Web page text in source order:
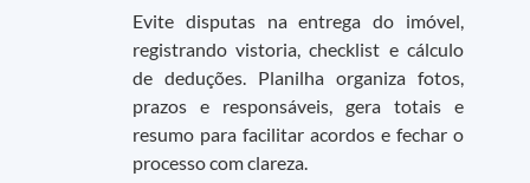
Evite disputas na entrega do imóvel,
registrando vistoria, checklist e cálculo
de deduções. Planilha organiza fotos,
prazos e responsáveis, gera totais e
resumo para facilitar acordos e fechar o
processo com clareza.